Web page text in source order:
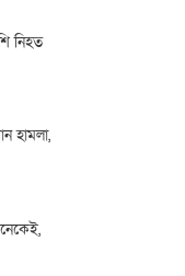
নিহত
হামলা,